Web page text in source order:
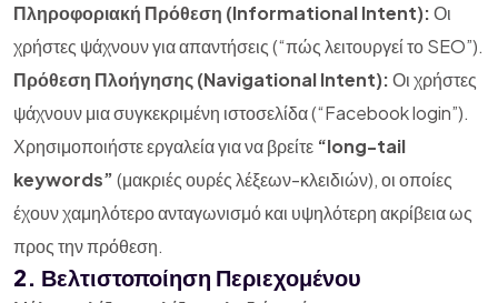
Πληροφοριακή Πρόθεση (Informational Intent):Οι
χρήστες ψάχνουν για απαντήσεις (“πώς λειτουργεί το SEO”).
Πρόθεση Πλοήγησης (Navigational Intent):Οι χρήστες
ψάχνουν μια συγκεκριμένη ιστοσελίδα (“Facebook login”).
Χρησιμοποιήστε εργαλεία για να βρείτε “long-tail
keywords”(μακριές ουρές λέξεων-κλειδιών), οι οποίες
έχουν χαμηλότερο ανταγωνισμό και υψηλότερη ακρίβεια ως
προς την πρόθεση.
2. Βελτιστοποίηση Περιεχομένου